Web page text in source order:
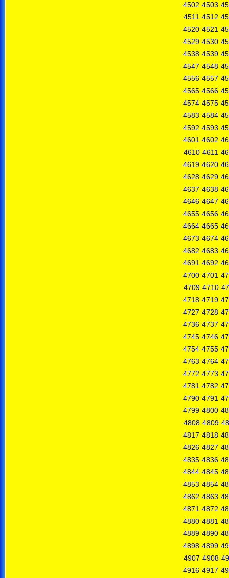
4502 4503
4511 4512
4520 4521
4529 4530
4538 4539
4547 4548
4556 4557
4565 4566
4574 4575
4583 4584
4592 4593
4601 4602
4610 4611
4619 4620
4628 4629
4637 4638
4646 4647
4655 4656
4664 4665
4673 4674
4682 4683
4691 4692
4700 4701
4709 4710
4718 4719
4727 4728
4736 4737
4745 4746
4754 4755
4763 4764
4772 4773
4781 4782
4790 4791
4799 4800
4808 4809
4817 4818
4826 4827
4835 4836
4844 4845
4853 4854
4862 4863
4871 4872
4880 4881
4889 4890
4898 4899
4907 4908
4916 4917